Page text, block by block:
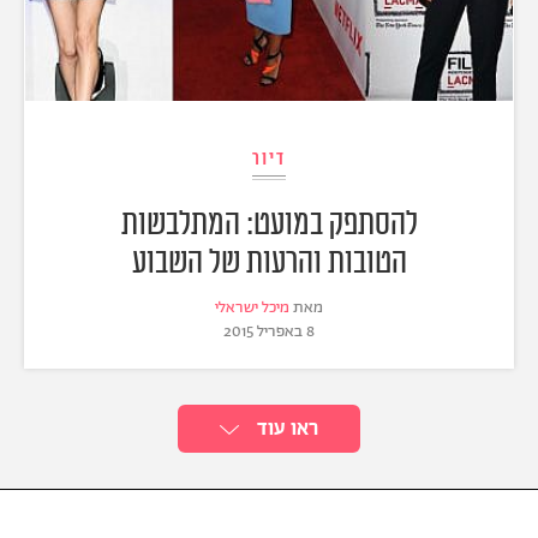
דיור
להסתפק במועט: המתלבשות
הטובות והרעות של השבוע
מאת מיכל ישראלי
8 באפריל 2015
ראו עוד